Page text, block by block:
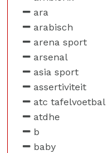
ara
arabisch
arena sport
arsenal
asia sport
assertiviteit
atc tafelvoetbal
atdhe
b
baby